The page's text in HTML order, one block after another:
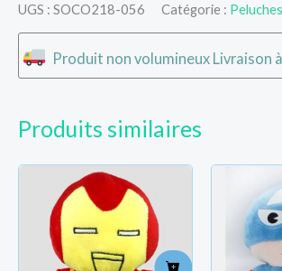
UGS : SOCO218-056 Catégorie :
Produit non volumineux Livraison
Produits similaires